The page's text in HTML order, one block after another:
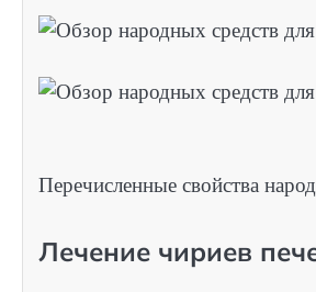
Перечисленные свойства
Лечение чириев